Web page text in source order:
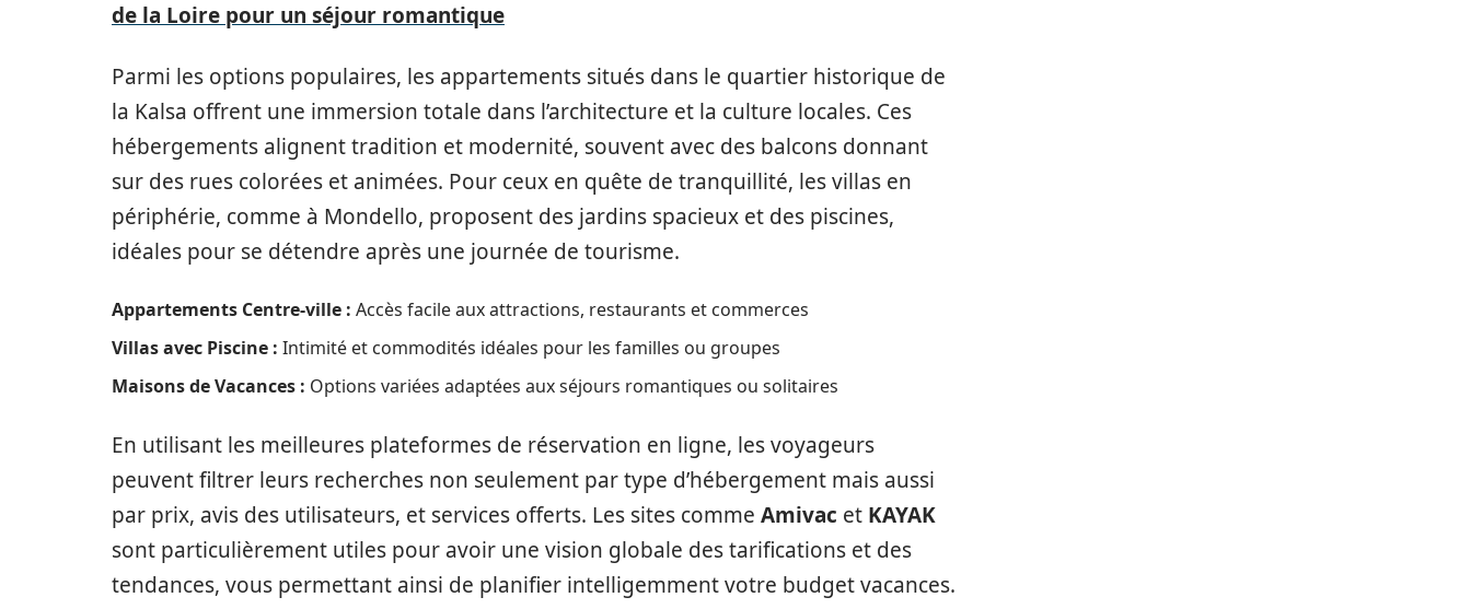
de la Loire pour un séjour romantique
Parmi les options populaires, les appartements situés dans le quartier historique de
la Kalsa offrent une immersion totale dans l’architecture et la culture locales. Ces
hébergements alignent tradition et modernité, souvent avec des balcons donnant
sur des rues colorées et animées. Pour ceux en quête de tranquillité, les villas en
périphérie, comme à Mondello, proposent des jardins spacieux et des piscines,
idéales pour se détendre après une journée de tourisme.
Appartements Centre-ville : Accès facile aux attractions, restaurants et commerces
Villas avec Piscine : Intimité et commodités idéales pour les familles ou groupes
Maisons de Vacances : Options variées adaptées aux séjours romantiques ou solitaires
En utilisant les meilleures plateformes de réservation en ligne, les voyageurs
peuvent filtrer leurs recherches non seulement par type d’hébergement mais aussi
par prix, avis des utilisateurs, et services offerts. Les sites comme Amivac et KAYAK
sont particulièrement utiles pour avoir une vision globale des tarifications et des
tendances, vous permettant ainsi de planifier intelligemment votre budget vacances.